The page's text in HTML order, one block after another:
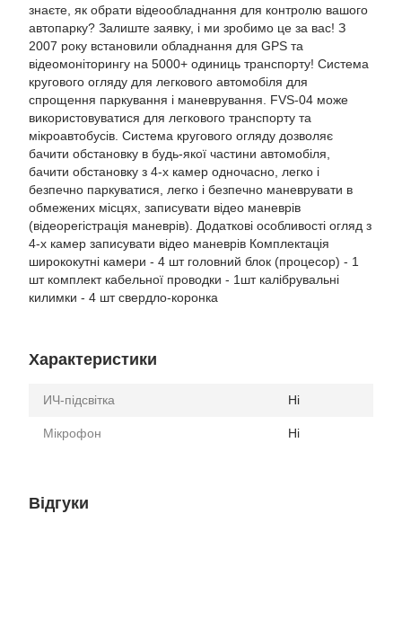
знаєте, як обрати відеообладнання для контролю вашого
автопарку? Залиште заявку, і ми зробимо це за вас! З
2007 року встановили обладнання для GPS та
відеомоніторингу на 5000+ одиниць транспорту! Система
кругового огляду для легкового автомобіля для
спрощення паркування і маневрування. FVS-04 може
використовуватися для легкового транспорту та
мікроавтобусів. Система кругового огляду дозволяє
бачити обстановку в будь-якої частини автомобіля,
бачити обстановку з 4-х камер одночасно, легко і
безпечно паркуватися, легко і безпечно маневрувати в
обмежених місцях, записувати відео маневрів
(відеорегістрація маневрів). Додаткові особливості огляд з
4-х камер записувати відео маневрів Комплектація
ширококутні камери - 4 шт головний блок (процесор) - 1
шт комплект кабельної проводки - 1шт калібрувальні
килимки - 4 шт свердло-коронка
Характеристики
ИЧ-підсвітка Ні
Мікрофон Ні
Відгуки